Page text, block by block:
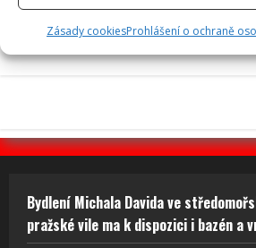
Zásady cookiesProhlášení o ochraně
50 let od nehody Nikiho Laudy: Z
Bydlení Michala Davida ve
pražské vile ma k dispozici i bazén a